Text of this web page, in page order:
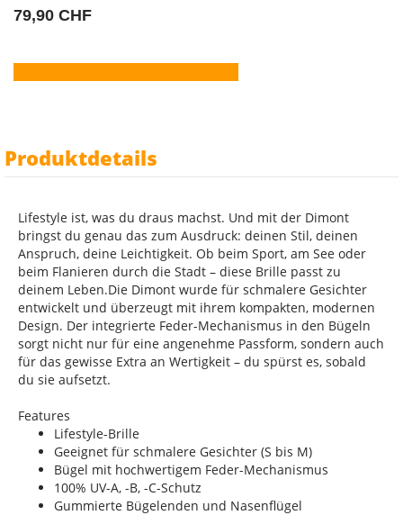
79,90 CHF
Produktdetails
Lifestyle ist, was du draus machst. Und mit der Dimont
bringst du genau das zum Ausdruck: deinen Stil, deinen
Anspruch, deine Leichtigkeit. Ob beim Sport, am See oder
beim Flanieren durch die Stadt – diese Brille passt zu
deinem Leben.Die Dimont wurde für schmalere Gesichter
entwickelt und überzeugt mit ihrem kompakten, modernen
Design. Der integrierte Feder-Mechanismus in den Bügeln
sorgt nicht nur für eine angenehme Passform, sondern auch
für das gewisse Extra an Wertigkeit – du spürst es, sobald
du sie aufsetzt.
Features
Lifestyle-Brille
Geeignet für schmalere Gesichter (S bis M)
Bügel mit hochwertigem Feder-Mechanismus
100% UV-A, -B, -C-Schutz
Gummierte Bügelenden und Nasenflügel